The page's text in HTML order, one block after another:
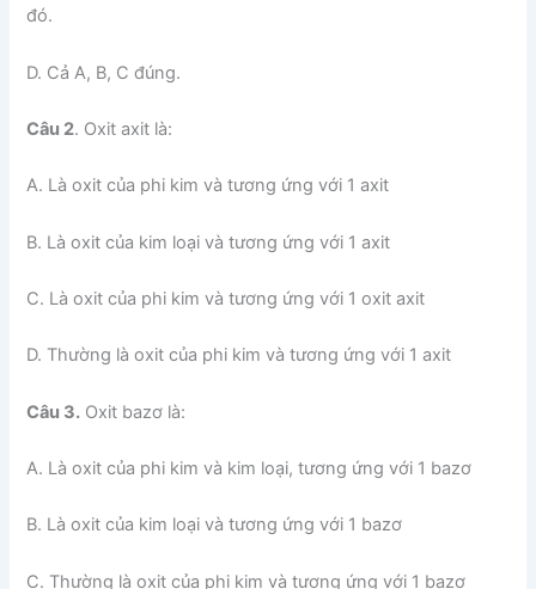
đó.
D. Cả A, B, C đúng.
Câu 2. Oxit axit là:
A. Là oxit của phi kim và tương ứng với 1 axit
B. Là oxit của kim loại và tương ứng với 1 axit
C. Là oxit của phi kim và tương ứng với 1 oxit axit
D. Thường là oxit của phi kim và tương ứng với 1 axit
Câu 3. Oxit bazơ là:
A. Là oxit của phi kim và kim loại, tương ứng với 1 bazơ
B. Là oxit của kim loại và tương ứng với 1 bazơ
C. Thường là oxit của phi kim và tương ứng với 1 bazơ